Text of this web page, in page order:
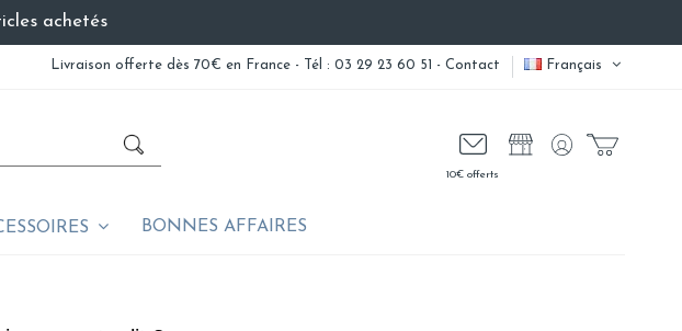
achetés
Livraison offerte dès 70€ en France - Tél : 03 29 23 60 51 -Contact Français
10€ offerts
BONNES AFFAIRES